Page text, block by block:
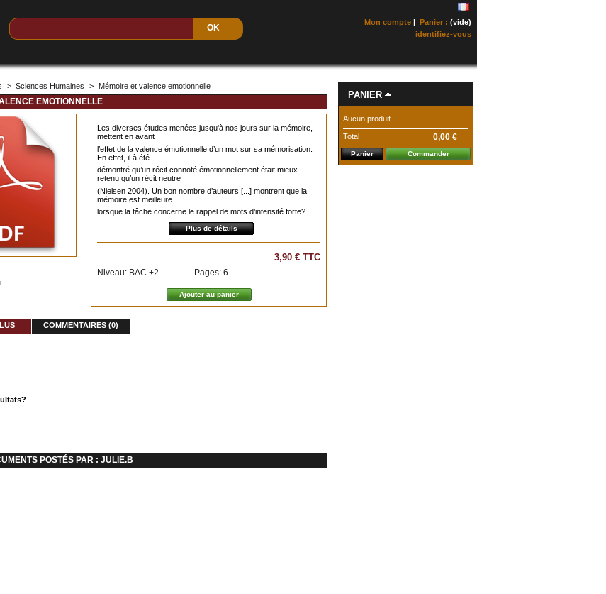
Mon compte | Panier : (vide)
identifiez-vous
> Sciences Humaines > Mémoire et valence emotionnelle
EMOTIONNELLE
Les diverses études menées jusqu'à nos jours sur la mémoire,
mettent en avant
l’effet de la valence émotionnelle d’un mot sur sa mémorisation.
En effet, il à été
démontré qu’un récit connoté émotionnellement était mieux
retenu qu’un récit neutre
(Nielsen 2004). Un bon nombre d’auteurs [...] montrent que la
mémoire est meilleure
lorsque la tâche concerne le rappel de mots d’intensité forte?...
Plus de détails
3,90 € TTC
Niveau: BAC +2
Pages: 6
COMMENTAIRES (0)
POSTÉS PAR : JULIE.B
PANIER
Aucun produit
Total 0,00 €
Panier Commander